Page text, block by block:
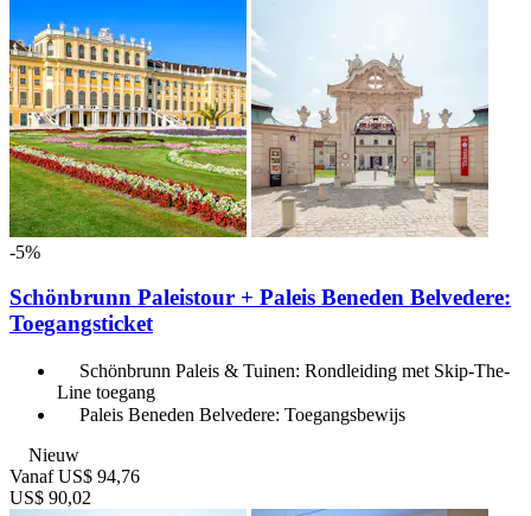
-5%
Schönbrunn Paleistour + Paleis Beneden Belvedere:
Toegangsticket
Schönbrunn Paleis & Tuinen: Rondleiding met Skip-The-
Line toegang
Paleis Beneden Belvedere: Toegangsbewijs
Nieuw
Vanaf US$ 94,76
US$ 90,02